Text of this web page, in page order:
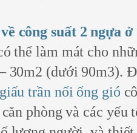
công suất 2 ngựa
thể làm mát cho
30m2 (dưới 90m3).
trần nối ống gió
phòng và các yếu